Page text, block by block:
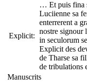
Explicit:
… Et puis fina
Luciienne sa
enterrerent a
nostre signour
in seculorum
Explicit des
de Tharse sa
de tribulations
Manuscrits